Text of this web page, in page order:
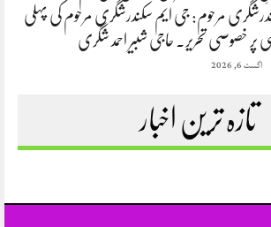
مرحوم: جی ایم سکندرشگری مرحوم کی پہلی
پر خصوصی تحریر. حاجی شبیر احمد شگری
اگست 6, 2026
تازہ ترین اخبار